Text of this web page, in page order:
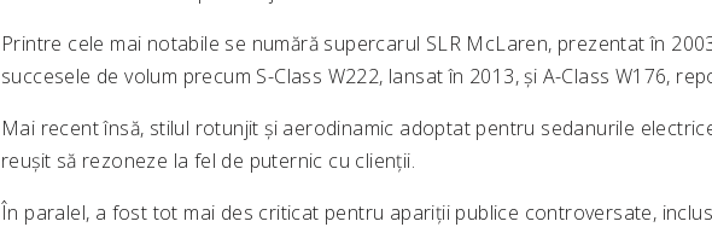
Printre cele mai notabile se numără supercarul SLR McLaren, prezentat în
succesele de volum precum S-Class W222, lansat în 2013, și A-Class W176,
Mai recent însă, stilul rotunjit și aerodinamic adoptat pentru sedanurile
reușit să rezoneze la fel de puternic cu clienții.
În paralel, a fost tot mai des criticat pentru apariții publice controversate,